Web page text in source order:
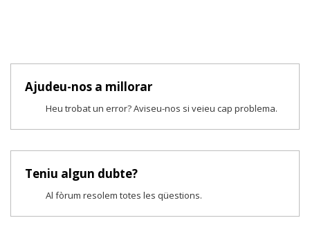
Ajudeu-nos a millorar
Heu trobat un error? Aviseu-nos si veieu cap problema.
Teniu algun dubte?
Al fòrum resolem totes les qüestions.